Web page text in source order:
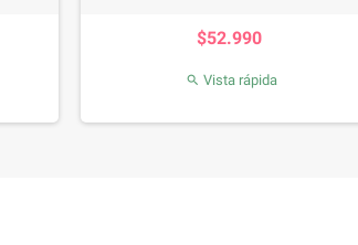
$52.990
 Vista rápida